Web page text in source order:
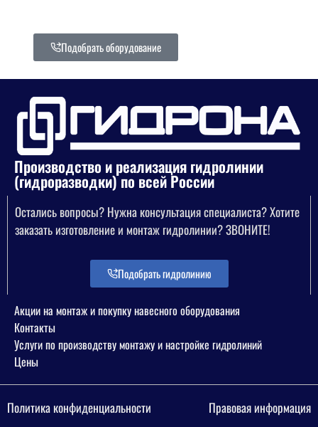
Подобрать оборудование
Производство и реализация гидролинии
(гидроразводки) по всей России
Остались вопросы? Нужна консультация специалиста? Хотите
заказать изготовление и монтаж гидролинии? ЗВОНИТЕ!
Подобрать гидролинию
Акции на монтаж и покупку навесного оборудования
Контакты
Услуги по производству монтажу и настройке гидролиний
Цены
Политика конфиденциальности Правовая информация